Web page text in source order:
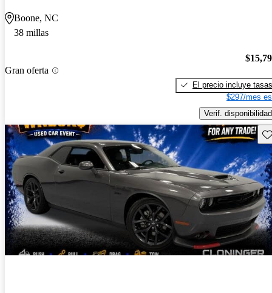
Boone, NC
38 millas
Gran oferta
El precio incluye tasas
$297/mes
Verif. disponibilidad